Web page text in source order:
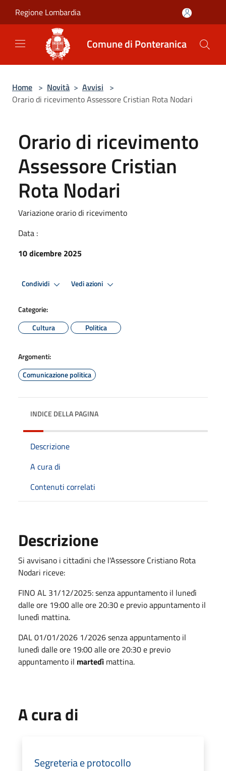
Regione Lombardia
Comune di Ponteranica
Home > Novità > Avvisi >
Orario di ricevimento Assessore Cristian Rota Nodari
Orario di ricevimento
Assessore Cristian
Rota Nodari
Variazione orario di ricevimento
Data :
10 dicembre 2025
Condividi Vedi azioni
Categorie:
Cultura
Politica
Argomenti:
Comunicazione politica
INDICE DELLA PAGINA
Descrizione
A cura di
Contenuti correlati
Descrizione
Si avvisano i cittadini che l'Assessore Cristiano Rota
Nodari riceve:
FINO AL 31/12/2025: senza appuntamento il lunedì
dalle ore 19:00 alle ore 20:30 e previo appuntamento il
lunedì mattina.
DAL 01/01/2026 1/2026 senza appuntamento il
lunedì dalle ore 19:00 alle ore 20:30 e previo
appuntamento il martedì mattina.
A cura di
Segreteria e protocollo